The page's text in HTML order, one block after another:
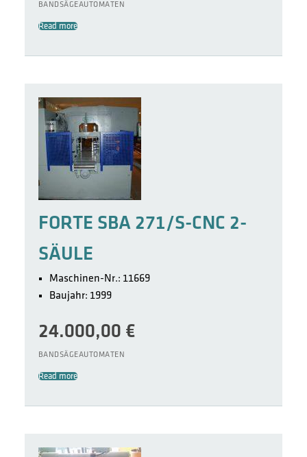
BANDSÄGEAUTOMATEN
Read more
FORTE SBA 271/S-CNC 2-
SÄULE
Maschinen-Nr.: 11669
Baujahr: 1999
24.000,00 €
BANDSÄGEAUTOMATEN
Read more